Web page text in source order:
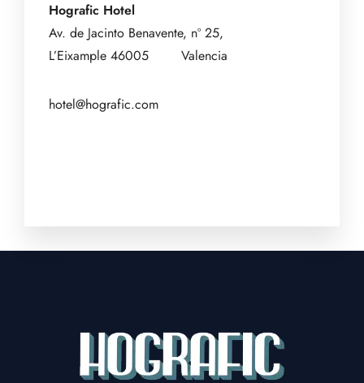
Hografic Hotel
Av. de Jacinto Benavente, nº 25,
L’Eixample 46005 Valencia
hotel@hografic.com